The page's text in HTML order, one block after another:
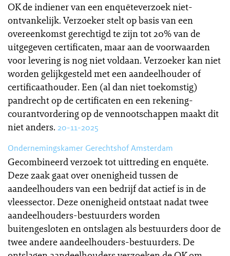
OK de indiener van een enquêteverzoek niet-
ontvankelijk. Verzoeker stelt op basis van een
overeenkomst gerechtigd te zijn tot 20% van de
uitgegeven certificaten, maar aan de voorwaarden
voor levering is nog niet voldaan. Verzoeker kan niet
worden gelijkgesteld met een aandeelhouder of
certificaathouder. Een (al dan niet toekomstig)
pandrecht op de certificaten en een rekening-
courantvordering op de vennootschappen maakt dit
niet anders. 20-11-2025
Ondernemingskamer Gerechtshof Amsterdam
Gecombineerd verzoek tot uittreding en enquête.
Deze zaak gaat over onenigheid tussen de
aandeelhouders van een bedrijf dat actief is in de
vleessector. Deze onenigheid ontstaat nadat twee
aandeelhouders-bestuurders worden
buitengesloten en ontslagen als bestuurders door de
twee andere aandeelhouders-bestuurders. De